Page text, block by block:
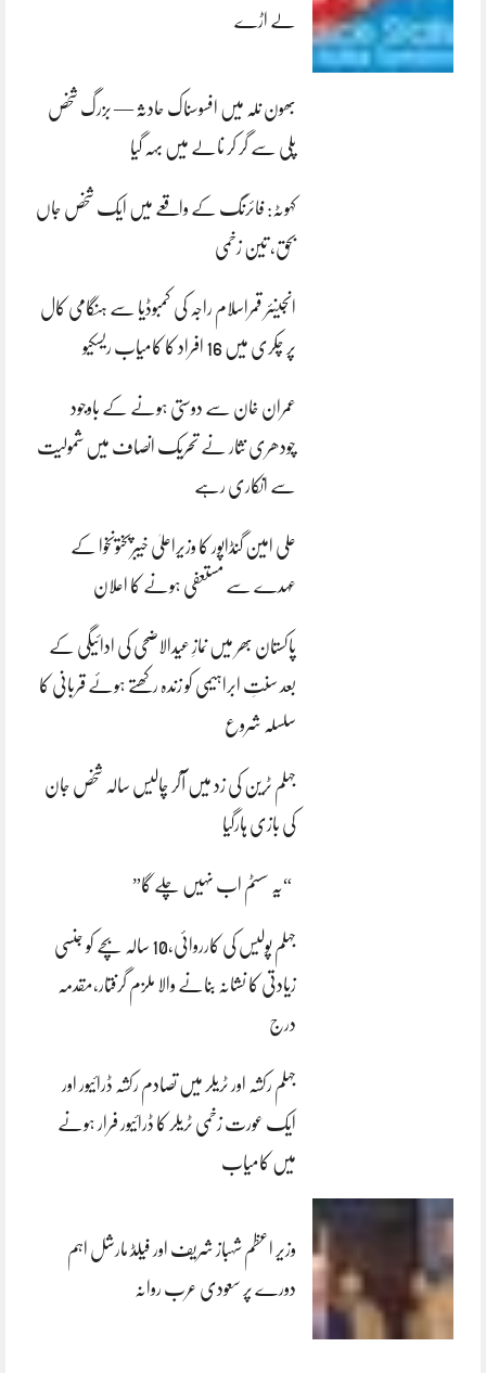
لے اڑے
بھون نلہ میں افسوسناک حادثہ — بزرگ شخص
پلی سے گر کر نالے میں بہہ گیا
کہوٹہ: فائرنگ کے واقعے میں ایک شخص جاں
بحق، تین زخمی
انجینئر قمراسلام راجہ کی کمبوڈیا سے ہنگامی کال
پر چکری میں 16 افراد کا کامیاب ریسکیو
عمران خان سے دوستی ہونے کے باوجود
چودھری نثار نے تحریک انصاف میں شمولیت
سے انکاری رہے
علی امین گنڈاپور کا وزیراعلیٰ خیبرپختونخوا کے
عہدے سے مستعفی ہونے کا اعلان
پاکستان بھر میں نمازِ عیدالاضحی کی ادائیگی کے
بعد سنتِ ابراہیمی کو زندہ رکھتے ہوئے قربانی کا
سلسلہ شروع
جہلم ٹرین کی زد میں آکر چالیس سالہ شخص جان
کی بازی ہارگیا
“یہ سسٹم اب نہیں چلے گا”
جہلم پولیس کی کارروائی،10 سالہ بچے کو جنسی
زیادتی کا نشانہ بنانے والا ملزم گرفتار،مقدمہ
درج
جہلم رکشہ اور ٹریلر میں تصادم رکشہ ڈرائیور اور
ایک عورت زخمی ٹریلر کا ڈرائیور فرار ہونے
میں کامیاب
وزیر اعظم شہباز شریف اور فیلڈ مارشل اہم
دورے پر سعودی عرب روانہ